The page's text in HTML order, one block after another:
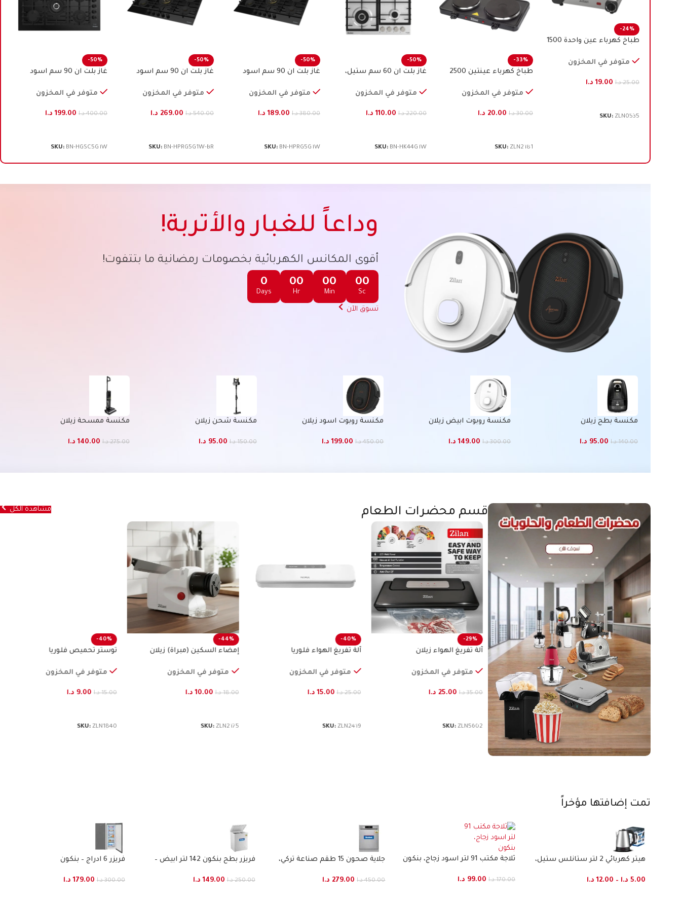
-24%
طباخ كهرباء عين واحدة 1500
متوفر في المخزون
25.00 د.ا 19.00 د.ا
SKU: ZLN0535
-33%
طباخ كهرباء عينتين 2500
متوفر في المخزون
30.00 د.ا 20.00 د.ا
SKU: ZLN2181
-50%
غاز بلت ان 60 سم ستيل،
متوفر في المخزون
220.00 د.ا 110.00 د.ا
SKU: BN-HK44G1W
-50%
غاز بلت ان 90 سم اسود
متوفر في المخزون
380.00 د.ا 189.00 د.ا
SKU: BN-HPRG5G1W
-50%
غاز بلت ان 90 سم اسود
متوفر في المخزون
540.00 د.ا 269.00 د.ا
SKU: BN-HPRG5G1W-BR
-50%
غاز بلت ان 90 سم اسود
متوفر في المخزون
400.00 د.ا 199.00 د.ا
SKU: BN-HGSC5G1W
وداعاً للغبار والأتربة!
أقوى المكانس الكهربائية بخصومات رمضانية ما بتتفوت!
0
Days
00
Hr
00
Min
00
Sc
تسوق الآن
مكنسة بطح زيلان
140.00 د.ا 95.00 د.ا
مكنسة روبوت ابيض زيلان
300.00 د.ا 149.00 د.ا
مكنسة روبوت اسود زيلان
450.00 د.ا 199.00 د.ا
مكنسة شحن زيلان
150.00 د.ا 95.00 د.ا
مكنسة ممسحة زيلان
275.00 د.ا 140.00 د.ا
الكل
قسم محضرات الطعام مشاهدة الكل
-22%
آلة تفريغ الهواء زيلان
متوفر في المخزون
50.00
39.00 د.ا
إضافة إلى السلة
SKU:
-29%
آلة تفريغ الهواء زيلان
متوفر في المخزون
35.00 د.ا 25.00 د.ا
SKU: ZLN5602
-40%
آلة تفريغ الهواء فلوريا
متوفر في المخزون
25.00 د.ا 15.00 د.ا
SKU: ZLN2419
-44%
إمضاء السكين (مبراة) زيلان
متوفر في المخزون
18.00 د.ا 10.00 د.ا
SKU: ZLN2175
تمت إضافتها مؤخراً
هيتر كهربائي 2 لتر ستانلس ستيل،
5.00 د.ا –
12.00 د.ا
ثلاجة مكتب 91 لتر اسود زجاج، بنكون
170.00 د.ا 99.00 د.ا
جلاية صحون 15 طقم صناعة تركي،
450.00 د.ا 279.00 د.ا
فريزر بطح بنكون 142 لتر ابيض –
250.00 د.ا 149.00 د.ا
فريزر 6 ادراج – بنكون
300.00 د.ا 179.00 د.ا